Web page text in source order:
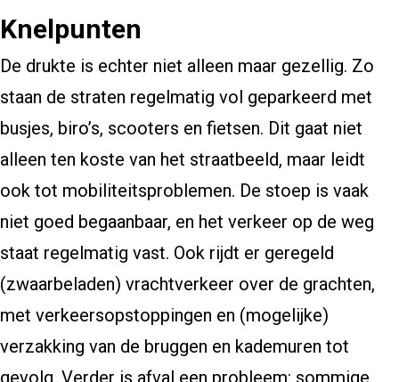
Knelpunten
De drukte is echter niet alleen maar gezellig. Zo
staan de straten regelmatig vol geparkeerd met
busjes, biro’s, scooters en fietsen. Dit gaat niet
alleen ten koste van het straatbeeld, maar leidt
ook tot mobiliteitsproblemen. De stoep is vaak
niet goed begaanbaar, en het verkeer op de weg
staat regelmatig vast. Ook rijdt er geregeld
(zwaarbeladen) vrachtverkeer over de grachten,
met verkeersopstoppingen en (mogelijke)
verzakking van de bruggen en kademuren tot
gevolg. Verder is afval een probleem: sommige